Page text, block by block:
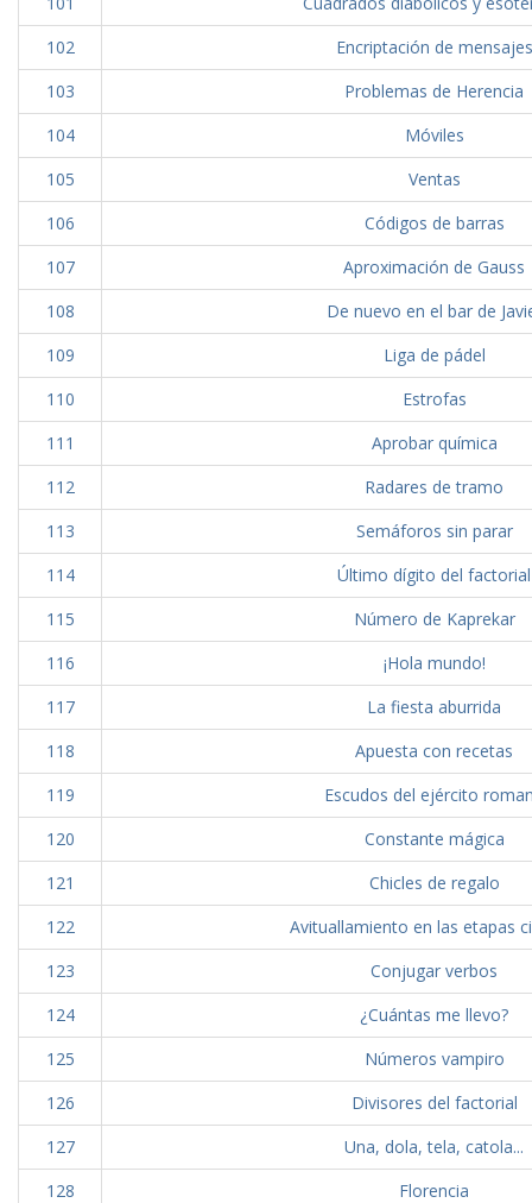
102
Encriptación de mensajes
103
Problemas de Herencia
104
Móviles
105
Ventas
106
Códigos de barras
107
Aproximación de Gauss
108
De nuevo en el bar de
109
Liga de pádel
110
Estrofas
111
Aprobar química
112
Radares de tramo
113
Semáforos sin parar
114
Último dígito del factorial
115
Número de Kaprekar
116
¡Hola mundo!
117
La fiesta aburrida
118
Apuesta con recetas
119
Escudos del ejército
120
Constante mágica
121
Chicles de regalo
122
Avituallamiento en las etapas
123
Conjugar verbos
124
¿Cuántas me llevo?
125
Números vampiro
126
Divisores del factorial
127
Una, dola, tela, catola...
128
Florencia